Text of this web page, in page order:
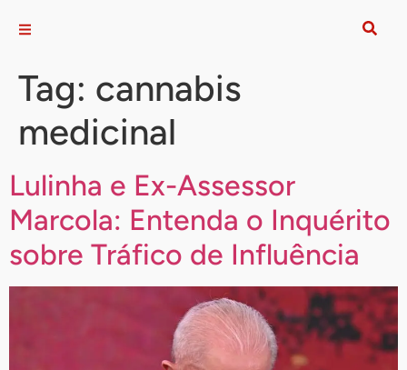
Tag: cannabis
medicinal
Lulinha e Ex-Assessor
Marcola: Entenda o Inquérito
sobre Tráfico de Influência